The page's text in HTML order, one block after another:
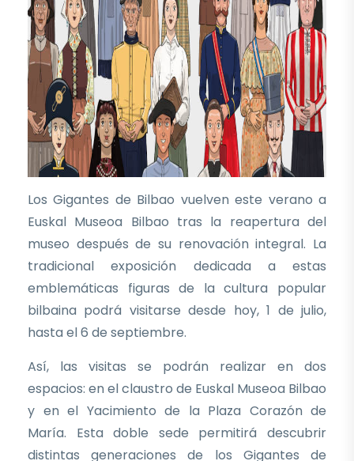
Los Gigantes de Bilbao vuelven este verano a
Euskal Museoa Bilbao tras la reapertura del
museo después de su renovación integral. La
tradicional exposición dedicada a estas
emblemáticas figuras de la cultura popular
bilbaina podrá visitarse desde hoy, 1 de julio,
hasta el 6 de septiembre.
Así, las visitas se podrán realizar en dos
espacios: en el claustro de Euskal Museoa Bilbao
y en el Yacimiento de la Plaza Corazón de
María. Esta doble sede permitirá descubrir
distintas generaciones de los Gigantes de